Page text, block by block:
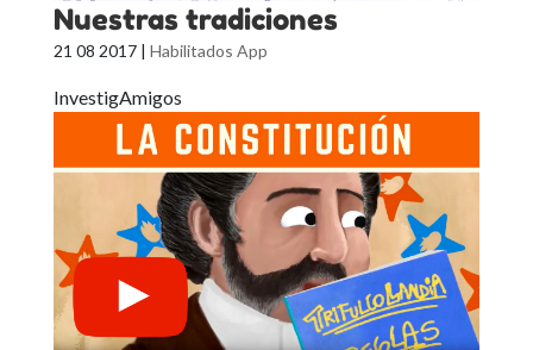
Nuestras tradiciones
21 08 2017| Habilitados App
InvestigAmigos